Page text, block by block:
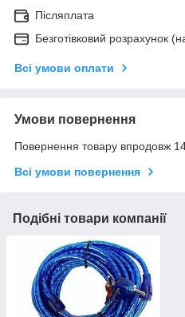
Післяплата
Безготівковий розрахунок
Всі умови оплати
Умови повернення
Повернення товару впродовж
Всі умови повернення
Подібні товари компанії